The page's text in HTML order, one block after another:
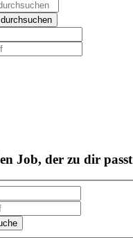
Job, der zu dir passt